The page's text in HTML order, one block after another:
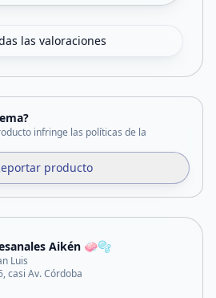
las valoraciones
infringe las políticas de la
producto
Aikén 🧼🫧
Luis
casi Av. Córdoba